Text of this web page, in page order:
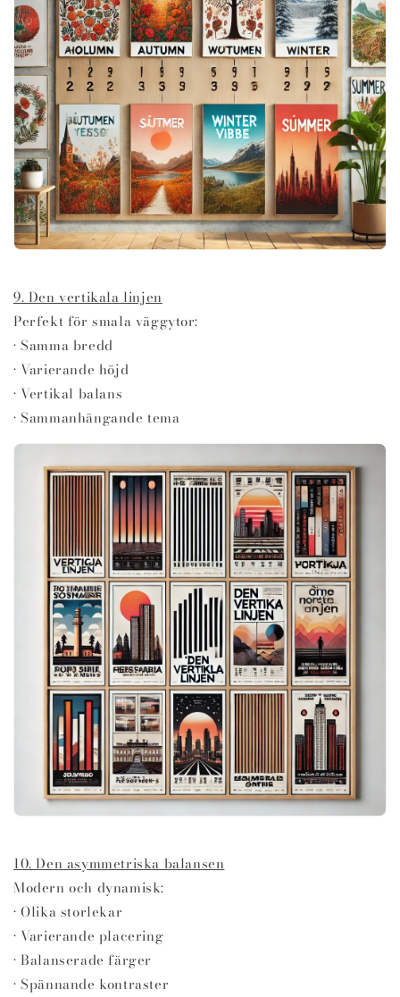
9. Den vertikala linjen
Perfekt för smala väggytor:
• Samma bredd
• Varierande höjd
• Vertikal balans
• Sammanhängande tema
10. Den asymmetriska balansen
Modern och dynamisk:
• Olika storlekar
• Varierande placering
• Balanserade färger
• Spännande kontraster